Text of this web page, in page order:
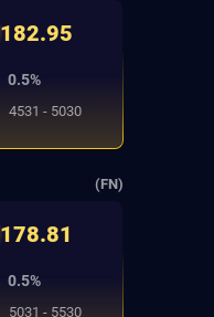
182.95
0.5%
4531 - 5030
(FN)
178.81
0.5%
5031 - 5530